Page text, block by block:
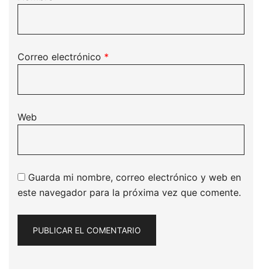
Correo electrónico *
Web
Guarda mi nombre, correo electrónico y web en
este navegador para la próxima vez que comente.